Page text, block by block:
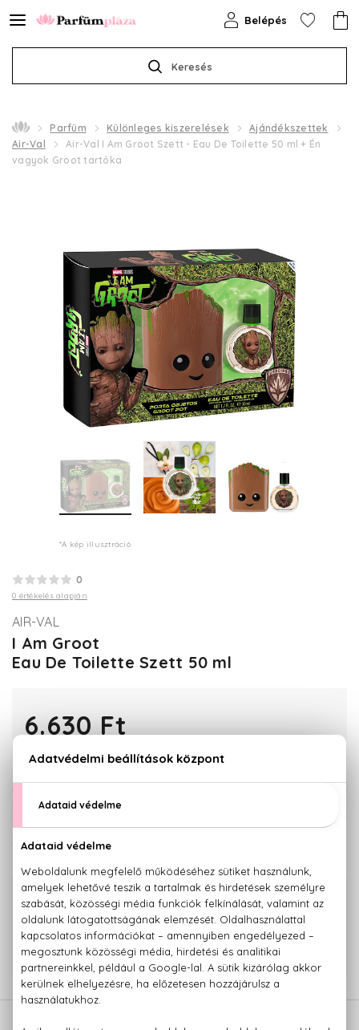
Keresés
Belépés
Parfüm Különleges kiszerelések
Ajándékszettek
Air-Val
Air-Val I Am Groot Szett - Eau De Toilette 50 ml + Én
vagyok Groot tartóka
*A kép illusztráció
0
0 értékelés alapján
AIR-VAL
I Am Groot
Eau De Toilette Szett 50 ml
6.630 Ft
KOSÁRBA TESZEM
Törzsvásárlóknak csak:
100% eredeti termékek, 14 napos visszaküldési garanciával
Kérdésed van, elakadtál? Hívd ügyfélszolgálatunkat:+36 20
779 1926